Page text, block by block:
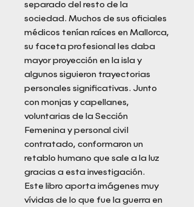
separado del resto de la
sociedad. Muchos de sus oficiales
médicos tenían raíces en Mallorca,
su faceta profesional les daba
mayor proyección en la isla y
algunos siguieron trayectorias
personales significativas. Junto
con monjas y capellanes,
voluntarias de la Sección
Femenina y personal civil
contratado, conformaron un
retablo humano que sale a la luz
gracias a esta investigación.
Este libro aporta imágenes muy
vívidas de lo que fue la guerra en